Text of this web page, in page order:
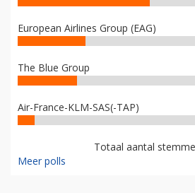
European Airlines Group (EAG)
The Blue Group
Air-France-KLM-SAS(-TAP)
Totaal aantal
Meer polls